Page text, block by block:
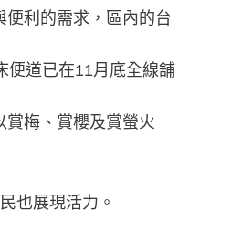
利的需求，區內的台
便道已在11月底全線舖
賞梅、賞櫻及賞螢火
也展現活力。